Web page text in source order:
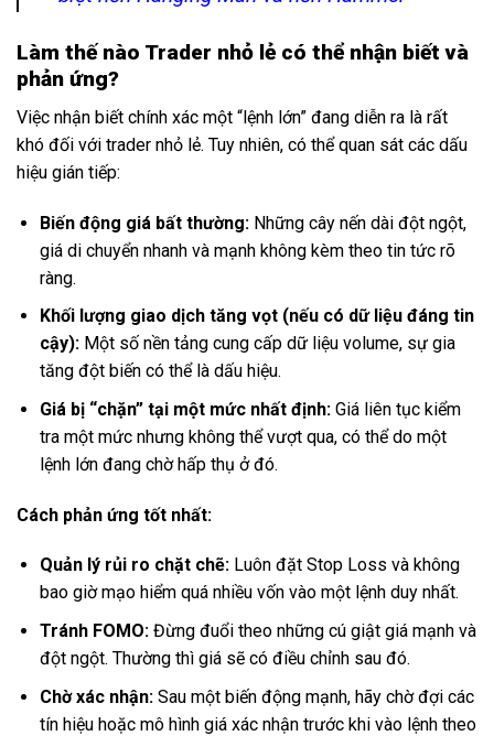
Làm thế nào Trader nhỏ lẻ có thể nhận biết và
phản ứng?
Việc nhận biết chính xác một “lệnh lớn” đang diễn ra là rất
khó đối với trader nhỏ lẻ. Tuy nhiên, có thể quan sát các dấu
hiệu gián tiếp:
Biến động giá bất thường:Những cây nến dài đột ngột,
giá di chuyển nhanh và mạnh không kèm theo tin tức rõ
ràng.
Khối lượng giao dịch tăng vọt (nếu có dữ liệu đáng tin
cậy):Một số nền tảng cung cấp dữ liệu volume, sự gia
tăng đột biến có thể là dấu hiệu.
Giá bị “chặn” tại một mức nhất định:Giá liên tục kiểm
tra một mức nhưng không thể vượt qua, có thể do một
lệnh lớn đang chờ hấp thụ ở đó.
Cách phản ứng tốt nhất:
Quản lý rủi ro chặt chẽ:Luôn đặt Stop Loss và không
bao giờ mạo hiểm quá nhiều vốn vào một lệnh duy nhất.
Tránh FOMO:Đừng đuổi theo những cú giật giá mạnh và
đột ngột. Thường thì giá sẽ có điều chỉnh sau đó.
Chờ xác nhận:Sau một biến động mạnh, hãy chờ đợi các
tín hiệu hoặc mô hình giá xác nhận trước khi vào lệnh theo